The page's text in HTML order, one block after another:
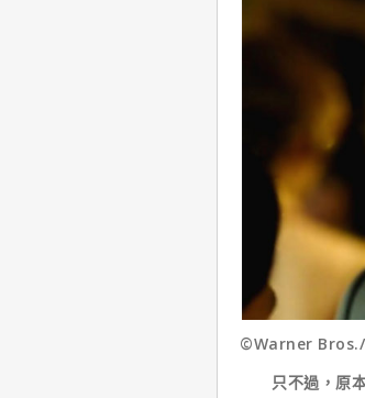
©Warner
只不過，原本